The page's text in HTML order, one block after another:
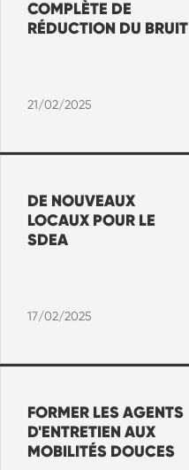
COMPLÈTE DE
RÉDUCTION DU BRUIT
21/02/2025
DE NOUVEAUX
LOCAUX POUR LE
SDEA
17/02/2025
FORMER LES AGENTS
D'ENTRETIEN AUX
MOBILITÉS DOUCES